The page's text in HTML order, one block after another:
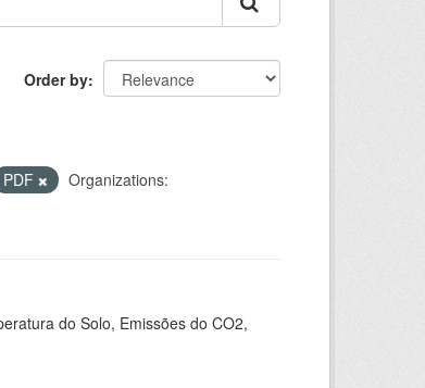
Order by
PDF
Organizations:
do Solo, Emissões do CO2,